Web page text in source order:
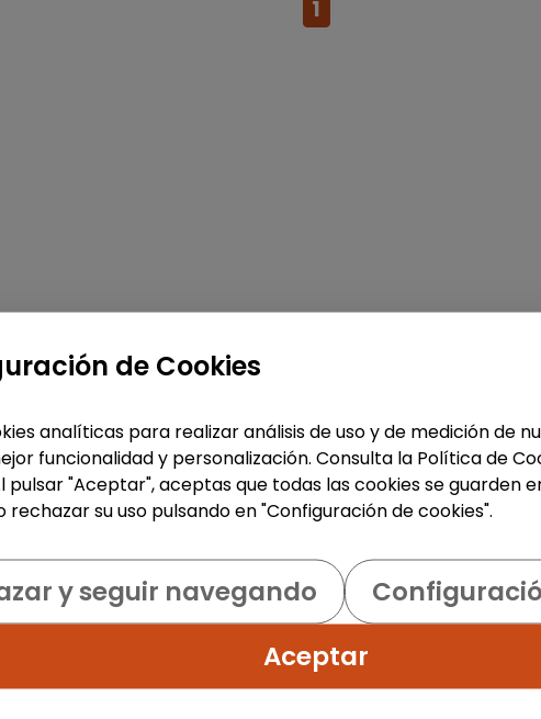
1
de Cookies
analíticas para realizar análisis de uso y de medición de
funcionalidad y personalización. Consulta la Política de
pulsar "Aceptar", aceptas que todas las cookies se guarden
rechazar su uso pulsando en "Configuración de cookies".
y seguir navegando
Aceptar